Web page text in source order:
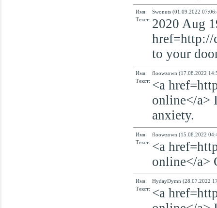
Имя:
Swonuts (01.09.2022
Текст: 2020 Aug
href=http://
to your
Имя:
floowzown (17.08.2022
Текст: <a
online</a>
anxiety.
Имя:
floowzown (15.08.2022
Текст: <a
online</a>
Имя:
HydayDymn (28.07.2022
Текст: <a